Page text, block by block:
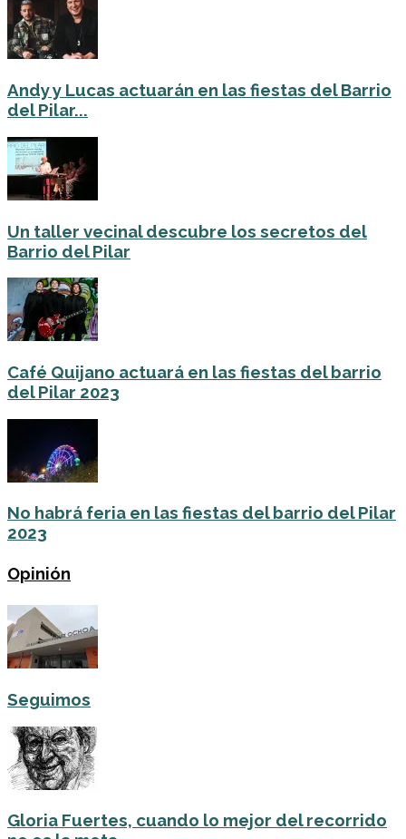
Andy y Lucas actuarán en las fiestas del Barrio
del Pilar...
Un taller vecinal descubre los secretos del
Barrio del Pilar
Café Quijano actuará en las fiestas del barrio
del Pilar 2023
No habrá feria en las fiestas del barrio del Pilar
2023
Opinión
Seguimos
Gloria Fuertes, cuando lo mejor del recorrido